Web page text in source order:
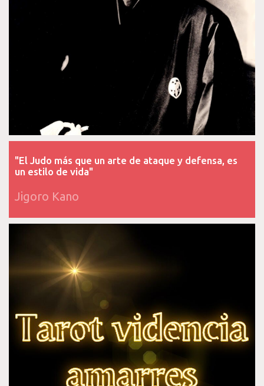
"El Judo más que un arte de ataque y defensa, es
un estilo de vida"
Jigoro Kano